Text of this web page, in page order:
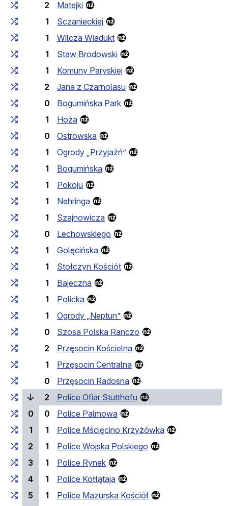
2
Matejki
1
Sczanieckiej
1
Wilcza Wiadukt
1
Staw Brodowski
1
Komuny Paryskiej
2
Jana z Czarnolasu
0
Bogumińska Park
1
Hoża
0
Ostrowska
1
Ogrody „Przyjaźń”
1
Bogumińska
1
Pokoju
1
Nehringa
1
Szajnowicza
0
Lechowskiego
1
Golęcińska
1
Stołczyn Kościół
1
Bajeczna
1
Policka
1
Ogrody „Neptun”
0
Szosa Polska Ranczo
2
Przęsocin Kościelna
1
Przęsocin Centralna
0
Przęsocin Radosna
2
Police Ofiar Stutthofu
0
0
Police Palmowa
1
1
Police Mścięcino Krzyżówka
2
1
Police Wojska Polskiego
3
1
Police Rynek
4
1
Police Kołłątaja
5
1
Police Mazurska Kościół